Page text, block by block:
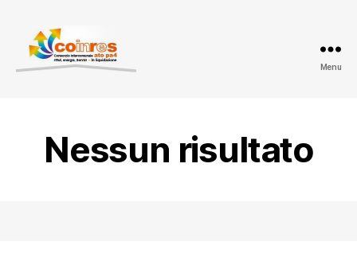
Amministrazione
trasparente
Menu
Nessun risultato